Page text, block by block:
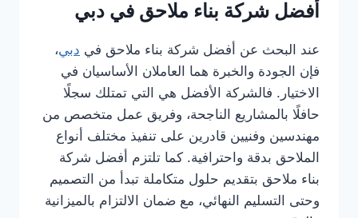
أفضل شركة بناء ملاحق في دبي
عند البحث عن أفضل شركة بناء ملاحق في دبي،
فإن الجودة والخبرة هما العاملان الأساسيان في
الاختيار. فالشركة الأفضل هي التي تمتلك سجلًا
حافلًا بالمشاريع الناجحة، وفريق عمل متخصص من
مهندسين وفنيين قادرين على تنفيذ مختلف أنواع
الملاحق بدقة واحترافية. كما تلتزم أفضل شركة
بناء ملاحق بتقديم حلول متكاملة تبدأ من التصميم
وحتى التسليم النهائي، مع ضمان الالتزام بالميزانية